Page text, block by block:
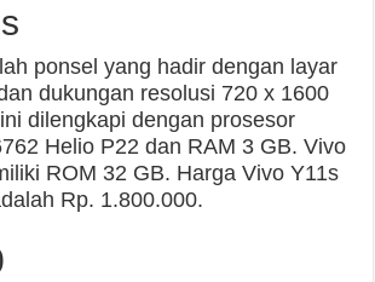
ponsel yang hadir dengan layar
dukungan resolusi 720 x 1600
dilengkapi dengan prosesor
Helio P22 dan RAM 3 GB. Vivo
ROM 32 GB. Harga Vivo Y11s
Rp. 1.800.000.